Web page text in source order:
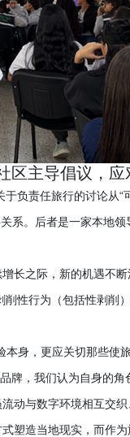
主导倡议，应
负责任旅行的讨论从
系。后者是一家本地
长之际，新的机遇不
性行为（包括性剥削
身，更应关切那些使
牌，我们认为自身的
动与数字环境相互交
塑造当地现实，而作